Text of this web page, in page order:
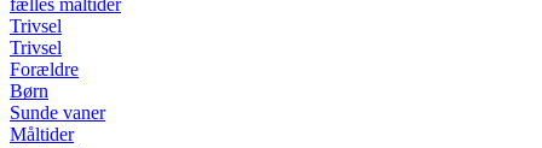
fælles måltider
Trivsel
Trivsel
Forældre
Børn
Sunde vaner
Måltider